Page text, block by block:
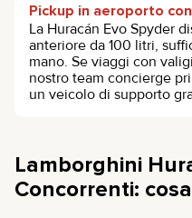
Pickup in aeroporto
La Huracán Evo Spyder
anteriore da 100 litri,
mano. Se viaggi con
nostro team concierge
un veicolo di supporto
Lamborghini
Concorrenti: